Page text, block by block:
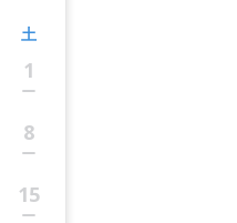
土
1
8
15